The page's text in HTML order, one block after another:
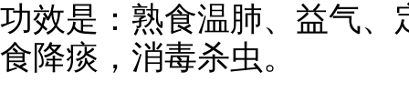
功效是：熟食温肺、益气
食降痰，消毒杀虫。